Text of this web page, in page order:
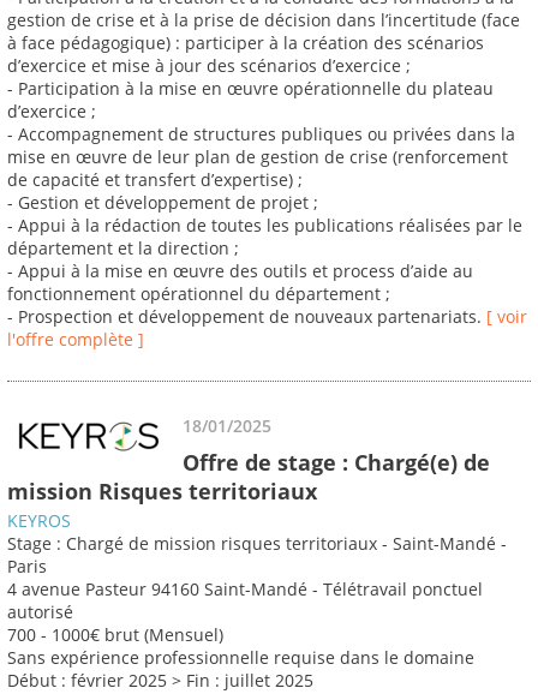
gestion de crise et à la prise de décision dans l’incertitude (face
à face pédagogique) : participer à la création des scénarios
d’exercice et mise à jour des scénarios d’exercice ;
- Participation à la mise en œuvre opérationnelle du plateau
d’exercice ;
- Accompagnement de structures publiques ou privées dans la
mise en œuvre de leur plan de gestion de crise (renforcement
de capacité et transfert d’expertise) ;
- Gestion et développement de projet ;
- Appui à la rédaction de toutes les publications réalisées par le
département et la direction ;
- Appui à la mise en œuvre des outils et process d’aide au
fonctionnement opérationnel du département ;
- Prospection et développement de nouveaux partenariats. [ voir
l'offre complète ]
18/01/2025
Offre de stage : Chargé(e) de
mission Risques territoriaux
KEYROS
Stage : Chargé de mission risques territoriaux - Saint-Mandé -
Paris
4 avenue Pasteur 94160 Saint-Mandé - Télétravail ponctuel
autorisé
700 - 1000€ brut (Mensuel)
Sans expérience professionnelle requise dans le domaine
Début : février 2025 > Fin : juillet 2025